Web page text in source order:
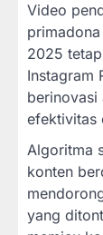
Video
2025
Instagram
berinovasi
efektivitas
Algoritma
konten
yang